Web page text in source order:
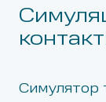
Симулятор